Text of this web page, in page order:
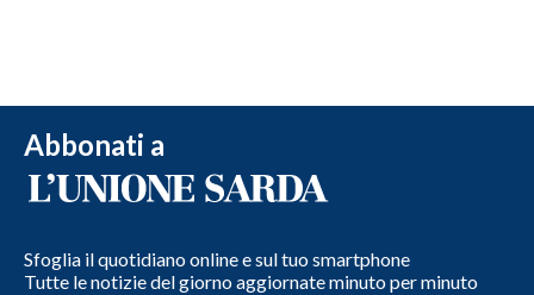
Abbonati a
Sfoglia il quotidiano online e sul tuo smartphone
Tutte le notizie del giorno aggiornate minuto per minuto